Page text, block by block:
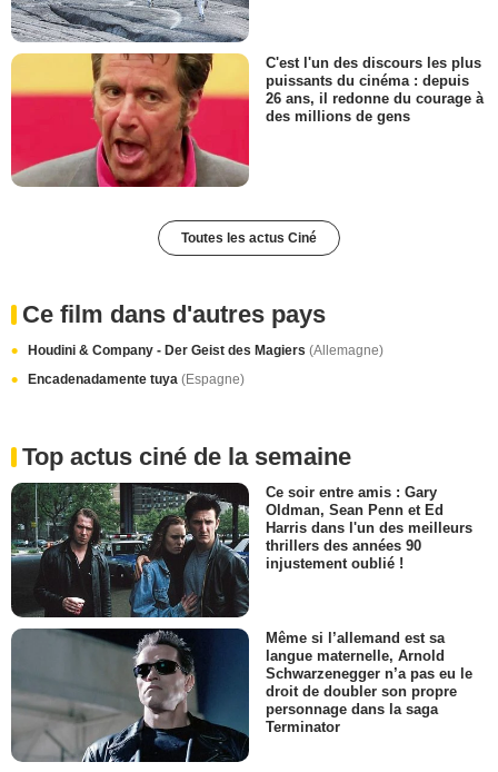
C'est l'un des discours les plus
puissants du cinéma : depuis
26 ans, il redonne du courage à
des millions de gens
Toutes les actus Ciné
Ce film dans d'autres pays
Houdini & Company - Der Geist des Magiers (Allemagne)
Encadenadamente tuya (Espagne)
Top actus ciné de la semaine
Ce soir entre amis : Gary
Oldman, Sean Penn et Ed
Harris dans l'un des meilleurs
thrillers des années 90
injustement oublié !
Même si l’allemand est sa
langue maternelle, Arnold
Schwarzenegger n’a pas eu le
droit de doubler son propre
personnage dans la saga
Terminator